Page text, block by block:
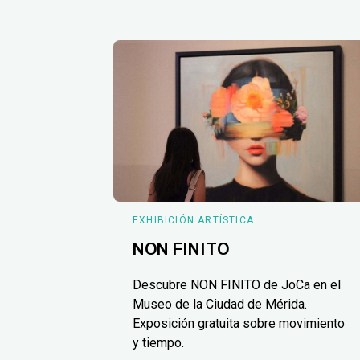
EXHIBICIÓN ARTÍSTICA
NON FINITO
Descubre NON FINITO de JoCa en el
Museo de la Ciudad de Mérida.
Exposición gratuita sobre movimiento
y tiempo.